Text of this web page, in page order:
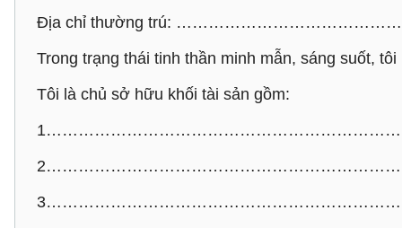
Địa chỉ thường trú:
Trong trạng thái tinh thần minh mẫn, sáng suốt,
Tôi là chủ sở hữu khối tài sản gồm: